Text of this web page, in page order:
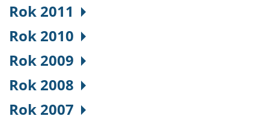
Rok 2011
Rok 2010
Rok 2009
Rok 2008
Rok 2007